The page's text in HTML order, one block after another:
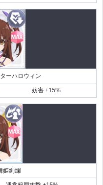
ーハロウィン
妨害 +15%
姫絢爛